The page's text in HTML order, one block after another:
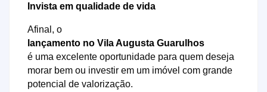
Invista em qualidade de vida
Afinal, o
lançamento no Vila Augusta Guarulhos
é uma excelente oportunidade para quem deseja
morar bem ou investir em um imóvel com grande
potencial de valorização.